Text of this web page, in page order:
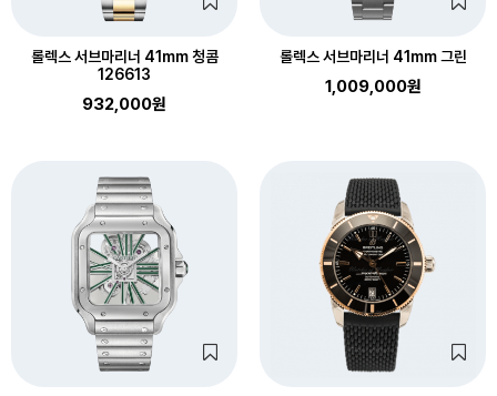
롤렉스 서브마리너 41mm 청콤
126613
932,000원
롤렉스 서브마리너 41mm 그린
1,009,000원